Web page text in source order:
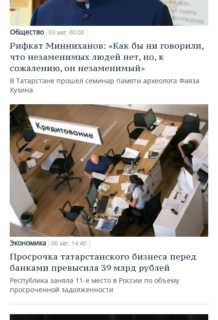
Общество 03 авг, 00:00
Рифкат Минниханов: «Как бы ни говорили,
что незаменимых людей нет, но, к
сожалению, он незаменимый»
В Татарстане прошел семинар памяти археолога Фаяза
Хузина
Экономика 06 авг, 14:40
Просрочка татарстанского бизнеса перед
банками превысила 39 млрд рублей
Республика заняла 11-е место в России по объему
просроченной задолженности